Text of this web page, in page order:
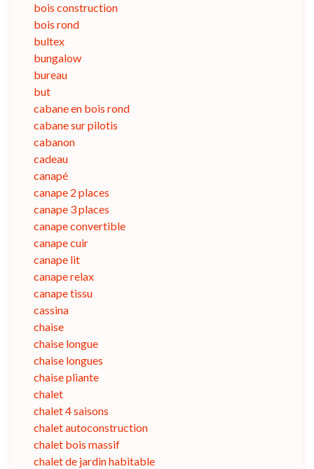
bois construction
bois rond
bultex
bungalow
bureau
but
cabane en bois rond
cabane sur pilotis
cabanon
cadeau
canapé
canape 2 places
canape 3 places
canape convertible
canape cuir
canape lit
canape relax
canape tissu
cassina
chaise
chaise longue
chaise longues
chaise pliante
chalet
chalet 4 saisons
chalet autoconstruction
chalet bois massif
chalet de jardin habitable